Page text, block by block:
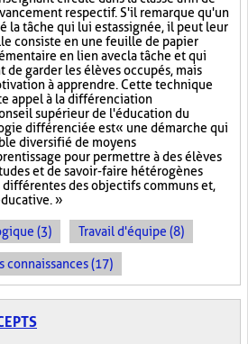
respectif. S'il remarque qu'un
la tâche qui lui est assignée, il peut leur
consiste en une feuille de papier
en lien avec la tâche et qui
garder les élèves occupés, mais
à apprendre. Cette technique
appel à la différenciation
supérieur de l'éducation du
différenciée est « une démarche qui
diversifié de moyens
pour permettre à des élèves
et de savoir-faire hétérogènes
différentes des objectifs communs et,
»
(3) Travail d'équipe (8)
(17)